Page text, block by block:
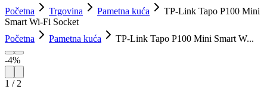
Početna
Trgovina Pametna kuća
TP-Link Tapo P100 Mini
Smart Wi-Fi Socket
Početna
Pametna kuća TP-Link Tapo P100 Mini Smart W...
-4%
1 / 2